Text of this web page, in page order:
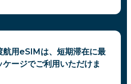
航用eSIMは、短期滞在に最
ケージでご利用いただけま